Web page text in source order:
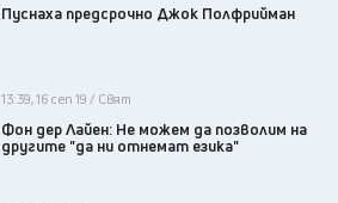
Пуснаха предсрочно Джок Полфрийман
13:39, 16 сеп 19 / Свят
Фон дер Лайен: Не можем да позволим на
другите "да ни отнемат езика"